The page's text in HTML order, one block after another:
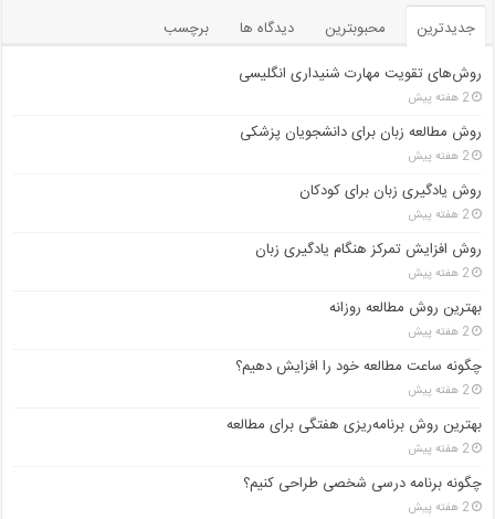
جدیدترین محبوبترین دیدگاه ها
برچسب
روش‌های تقویت مهارت شنیداری انگلیسی
2 هفته پیش
روش مطالعه زبان برای دانشجویان پزشکی
2 هفته پیش
روش یادگیری زبان برای کودکان
2 هفته پیش
روش افزایش تمرکز هنگام یادگیری زبان
2 هفته پیش
بهترین روش مطالعه روزانه
2 هفته پیش
چگونه ساعت مطالعه خود را افزایش دهیم؟
2 هفته پیش
بهترین روش برنامه‌ریزی هفتگی برای مطالعه
2 هفته پیش
چگونه برنامه درسی شخصی طراحی کنیم؟
2 هفته پیش